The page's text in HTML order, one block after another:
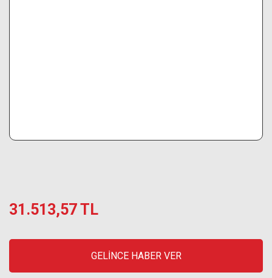
31.513,57 TL
GELİNCE HABER VER